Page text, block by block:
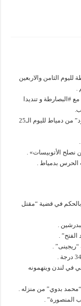
الثامن والاربعين
.
#البصارطة و تنديدا
* استمرار الإخفاء القسري بحق “عبدالرحمن داوود” من دمياط لليوم الـ25
نصلح الأتوبيسات» .
الحرس بدمياط .
بالحكم في قضية “مقتل
.
.
.
في لندن ويتهمونه
بدوي” من منزله .
المنصورة” .